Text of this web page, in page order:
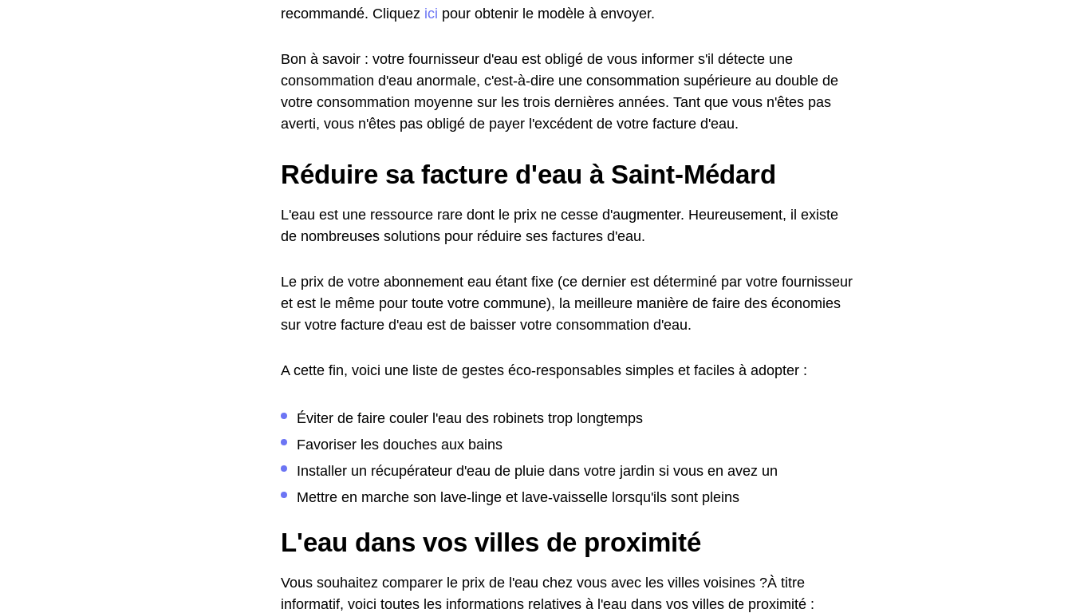
recommandé. Cliquez ici pour obtenir le modèle à envoyer.
Bon à savoir : votre fournisseur d'eau est obligé de vous informer s'il détecte une
consommation d'eau anormale, c'est-à-dire une consommation supérieure au double de
votre consommation moyenne sur les trois dernières années. Tant que vous n'êtes pas
averti, vous n'êtes pas obligé de payer l'excédent de votre facture d'eau.
Réduire sa facture d'eau à Saint-Médard
L'eau est une ressource rare dont le prix ne cesse d'augmenter. Heureusement, il existe
de nombreuses solutions pour réduire ses factures d'eau.
Le prix de votre abonnement eau étant fixe (ce dernier est déterminé par votre fournisseur
et est le même pour toute votre commune), la meilleure manière de faire des économies
sur votre facture d'eau est de baisser votre consommation d'eau.
A cette fin, voici une liste de gestes éco-responsables simples et faciles à adopter :
Éviter de faire couler l'eau des robinets trop longtemps
Favoriser les douches aux bains
Installer un récupérateur d'eau de pluie dans votre jardin si vous en avez un
Mettre en marche son lave-linge et lave-vaisselle lorsqu'ils sont pleins
L'eau dans vos villes de proximité
Vous souhaitez comparer le prix de l'eau chez vous avec les villes voisines ?À titre
informatif, voici toutes les informations relatives à l'eau dans vos villes de proximité :